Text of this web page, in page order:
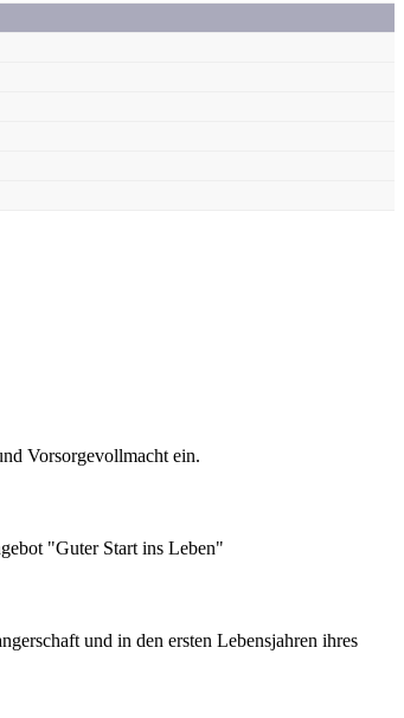
Vorsorgevollmacht ein.
"Guter Start ins Leben"
und in den ersten Lebensjahren ihres